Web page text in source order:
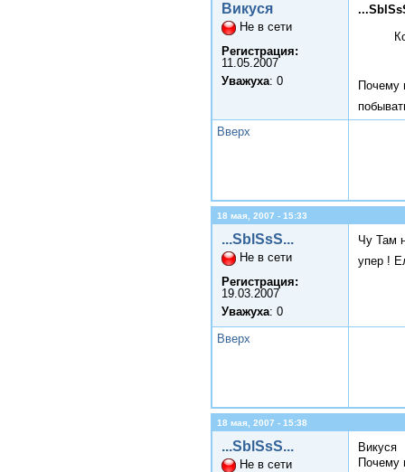
Викуся
Не в сети
Регистрация:
11.05.2007
Уважуха: 0
Почему
Вверх
18 мая, 2007 - 15:33
...SblSsS...
Не в сети
Регистрация:
19.03.2007
Уважуха: 0
Чу Там
упер !
Вверх
18 мая, 2007 - 15:38
...SblSsS...
Не в сети
Викуся
Почему